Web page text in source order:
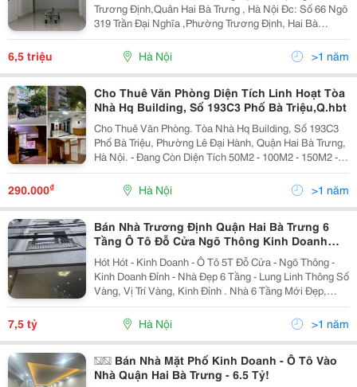
Trương Định,Quân Hai Bà Trưng , Hà Nội Đc: Số 66 Ngõ
319 Trần Đại Nghĩa ,Phường Trương Định, Hai Bà
Trưng, Hà Nội. - Diện Tích 30M2; - Mặt Tiền 3.2M - Nhà
Mới Xây Sạch Đẹp - Trước Nhà Có Sân Rộng...
6,5 triệu Hà Nội >1 năm
Cho Thuê Văn Phòng Diện Tích Linh Hoạt Tòa
Nhà Hq Building, Số 193C3 Phố Bà Triệu,Q.hbt
Cho Thuê Văn Phòng. Tòa Nhà Hq Building, Số 193C3
Phố Bà Triệu, Phường Lê Đại Hành, Quận Hai Bà Trưng,
Hà Nội. - Đang Còn Diện Tích 50M2 - 100M2 - 150M2 -
200M2 Của Tầng 8 Và Tầng 9. - Tòa Nhà Có Vị Trí Trung
Tâm Thuận Lợi Và Đắc Địa - Phục Vụ...
290.000₫ Hà Nội >1 năm
Bán Nhà Trương Định Quận Hai Bà Trưng 6
Tầng Ô Tô Đỗ Cửa Ngõ Thông Kinh Doanh
Đỉnh Giá 7,5 Tỷ
Hót Hót - Kinh Doanh - Ô Tô 5T Đỗ Cửa - Ngõ Thông -
Kinh Doanh Đỉnh - Nhà Đẹp 6 Tầng - Lung Linh Thông Số
Vàng, Vị Trí Vàng, Kinh Đỉnh . Nhà 6 Tầng Mới Đẹp,
Tầng 1 Kinh Doanh , Tầng 2,3,4,5,6 Đầy Đủ Công Năng
Tiện Ích. Khu Vực An Ninh Tốt , Ngõ...
7,5 tỷ Hà Nội >1 năm
�� Bán Nhà Mặt Phố Kinh Doanh - Ô Tô Vào
Nhà Quận Hai Bà Trưng - 6.5 Tỷ!